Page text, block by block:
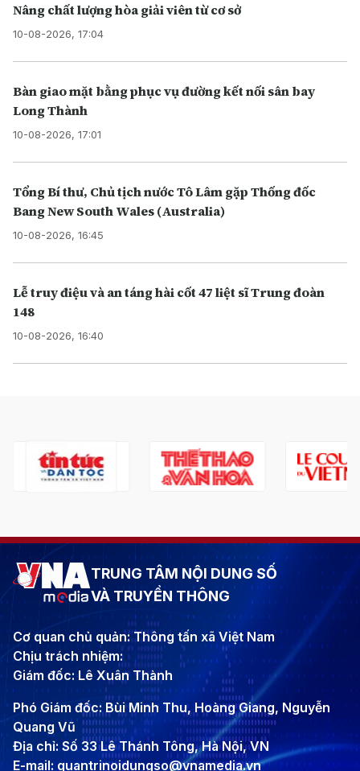
Nâng chất lượng hòa giải viên từ cơ sở
10-08-2026, 17:04
Bàn giao mặt bằng phục vụ đường kết nối sân bay
Long Thành
10-08-2026, 17:01
Tổng Bí thư, Chủ tịch nước Tô Lâm gặp Thống đốc
Bang New South Wales (Australia)
10-08-2026, 16:45
Lễ truy điệu và an táng hài cốt 47 liệt sĩ Trung đoàn
148
10-08-2026, 16:40
TRUNG TÂM NỘI DUNG SỐ
VÀ TRUYỀN THÔNG
Cơ quan chủ quản: Thông tấn xã Việt Nam
Chịu trách nhiệm:
Giám đốc: Lê Xuân Thành
Phó Giám đốc: Bùi Minh Thu, Hoàng Giang, Nguyễn
Quang Vũ
Địa chỉ: Số 33 Lê Thánh Tông, Hà Nội, VN
E-mail: quantrinoidungso@vnamedia.vn